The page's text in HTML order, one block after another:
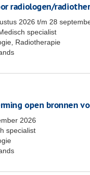
radiologen/
2026 t/m 28
specialist
Radiotherapie
open bronnen
2026
specialist